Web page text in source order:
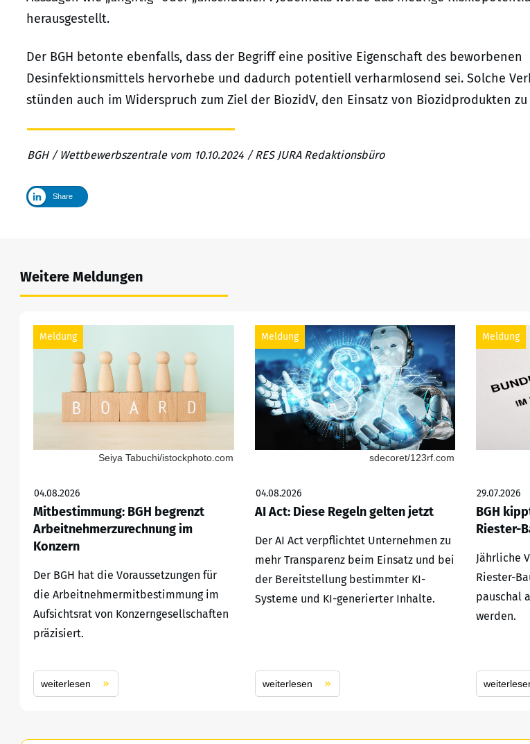
herausgestellt.
Der BGH betonte ebenfalls, dass der Begriff eine positive Eigenschaft des beworbenen
Desinfektionsmittels hervorhebe und dadurch potentiell verharmlosend sei. Solche
stünden auch im Widerspruch zum Ziel der BiozidV, den Einsatz von Biozidprodukten
BGH / Wettbewerbszentrale vom 10.10.2024 / RES JURA Redaktionsbüro
Share
Weitere Meldungen
Meldung
Seiya Tabuchi/istockphoto.com
04.08.2026
Mitbestimmung: BGH begrenzt
Arbeitnehmerzurechnung im
Konzern
Der BGH hat die Voraussetzungen für
die Arbeitnehmermitbestimmung im
Aufsichtsrat von Konzerngesellschaften
präzisiert.
weiterlesen
Meldung
sdecoret/123rf.com
04.08.2026
AI Act: Diese Regeln gelten jetzt
Der AI Act verpflichtet Unternehmen zu
mehr Transparenz beim Einsatz und bei
der Bereitstellung bestimmter KI-
Systeme und KI-generierter Inhalte.
weiterlesen
Meldung
29.07.2026
BGH
Riester-
Jährliche
Riester-
pauschal
werden.